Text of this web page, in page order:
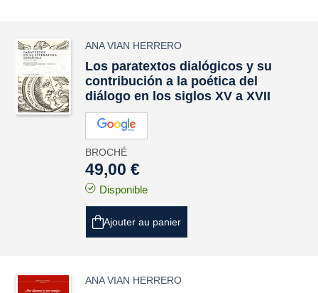
ANA VIAN HERRERO
Los paratextos dialógicos y su
contribución a la poética del
diálogo en los siglos XV a XVII
BROCHÉ
49,00 €
Disponible
Ajouter au panier
ANA VIAN HERRERO